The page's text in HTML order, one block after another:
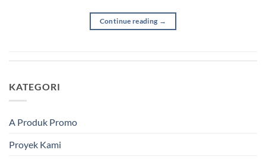
Continue reading →
KATEGORI
A Produk Promo
Proyek Kami